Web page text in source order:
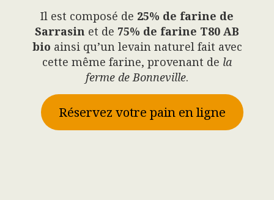
Il est composé de 25% de farine de
Sarrasin et de 75% de farine T80 AB
bio ainsi qu’un levain naturel fait avec
cette même farine, provenant de la
ferme de Bonneville.
Réservez votre pain en ligne